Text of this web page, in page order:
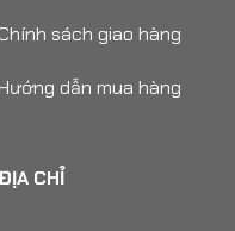
sách giao hàng
dẫn mua hàng
CHỈ